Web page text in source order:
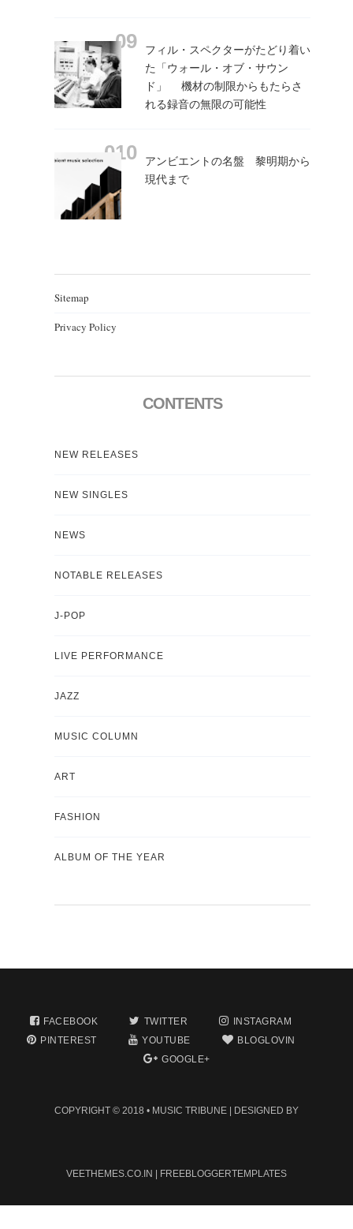
フィル・スペクターがたどり着い
た「ウォール・オブ・サウン
ド」 機材の制限からもたらさ
れる録音の無限の可能性
アンビエントの名盤 黎明期から
現代まで
Sitemap
Privacy Policy
CONTENTS
NEW RELEASES
NEW SINGLES
NEWS
NOTABLE RELEASES
J-POP
LIVE PERFORMANCE
JAZZ
MUSIC COLUMN
ART
FASHION
ALBUM OF THE YEAR
FACEBOOK TWITTER
INSTAGRAM
PINTEREST
YOUTUBE
BLOGLOVIN
GOOGLE+
COPYRIGHT © 2018 • MUSIC TRIBUNE | DESIGNED BY
VEETHEMES.CO.IN | FREEBLOGGERTEMPLATES